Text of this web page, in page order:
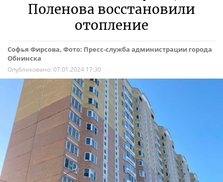
Поленова восстановили
отопление
Софья Фирсова, Фото: Пресс-служба администрации города
Обнинска
Опубликовано: 07.01.2024 17:30